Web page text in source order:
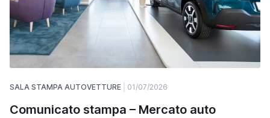
SALA STAMPA AUTOVETTURE 01/07/2026
Comunicato stampa – Mercato auto